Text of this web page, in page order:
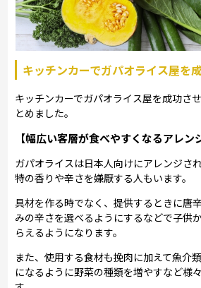
キッチンカーでガパオライス屋を
キッチンカーでガパオライス屋を成功さ
とめました。
【幅広い客層が食べやすくなるアレン
ガパオライスは日本人向けにアレンジさ
特の香りや辛さを嫌厭する人もいます。
具材を作る時でなく、提供するときに唐
みの辛さを選べるようにするなどで子供
らえるようになります。
また、使用する食材も挽肉に加えて魚介
になるように野菜の種類を増やすなど様